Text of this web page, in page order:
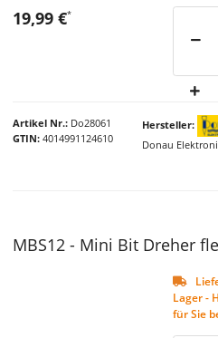
Artikel Nr. Do28061
GTIN 4014991124610
Hersteller
Donau
19,99 €*
NEU
MBS12 - Mini Bit Dreher
Lager -
für Sie